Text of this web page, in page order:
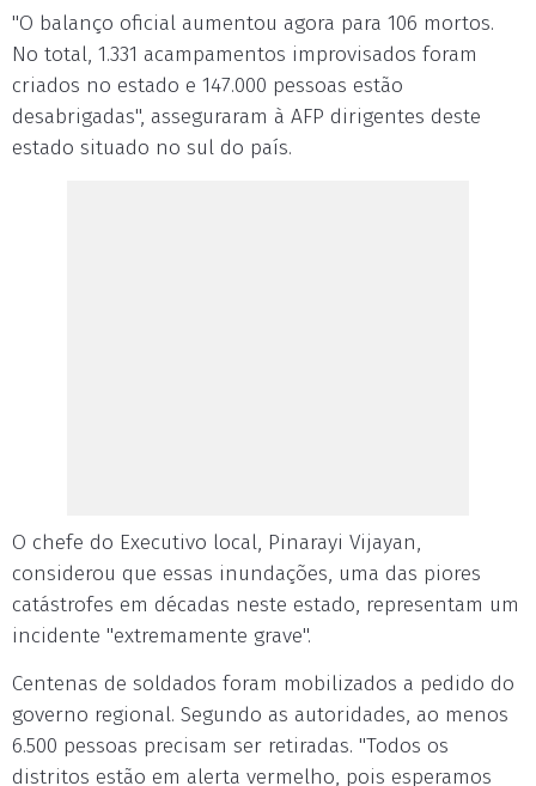
"O balanço oficial aumentou agora para 106 mortos.
No total, 1.331 acampamentos improvisados foram
criados no estado e 147.000 pessoas estão
desabrigadas", asseguraram à AFP dirigentes deste
estado situado no sul do país.
O chefe do Executivo local, Pinarayi Vijayan,
considerou que essas inundações, uma das piores
catástrofes em décadas neste estado, representam um
incidente "extremamente grave".
Centenas de soldados foram mobilizados a pedido do
governo regional. Segundo as autoridades, ao menos
6.500 pessoas precisam ser retiradas. "Todos os
distritos estão em alerta vermelho, pois esperamos